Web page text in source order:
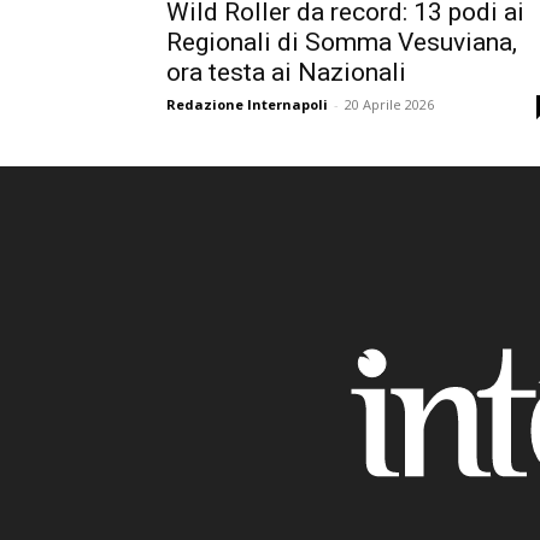
Wild Roller da record: 13 podi ai
Regionali di Somma Vesuviana,
ora testa ai Nazionali
Redazione Internapoli - 20 Aprile 2026